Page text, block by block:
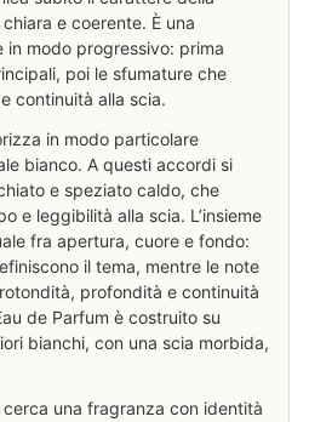
e coerente. È una
modo progressivo: prima
poi le sfumature che
continuità alla scia.
in modo particolare
bianco. A questi accordi si
e speziato caldo, che
e leggibilità alla scia. L’insieme
fra apertura, cuore e fondo:
il tema, mentre le note
profondità e continuità
de Parfum è costruito su
bianchi, con una scia morbida,
una fragranza con identità